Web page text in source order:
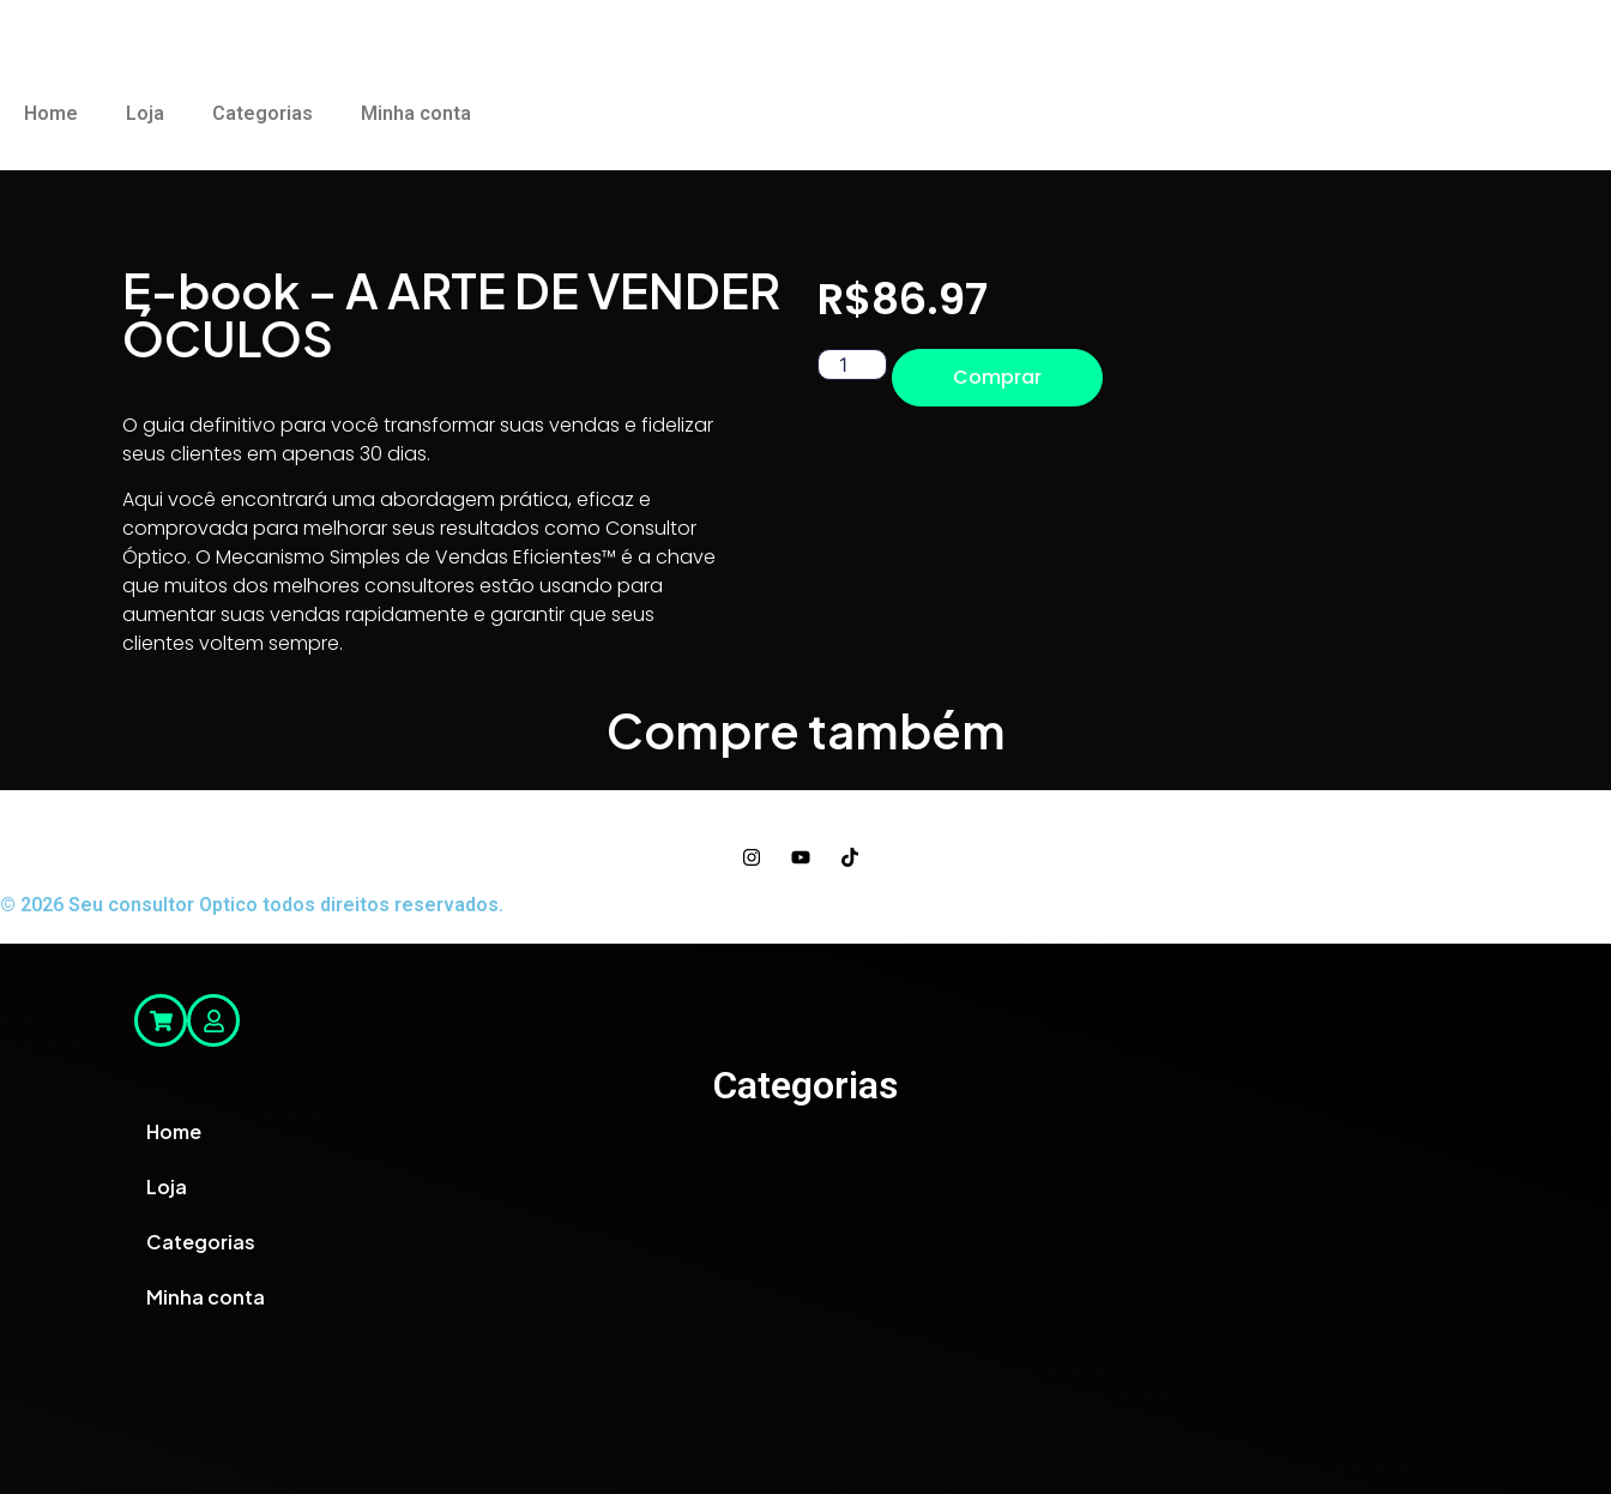
Home Loja Categorias Minha conta
E-book – A ARTE DE VENDER
ÓCULOS
O guia definitivo para você transformar suas vendas e fidelizar
seus clientes em apenas 30 dias.
Aqui você encontrará uma abordagem prática, eficaz e
comprovada para melhorar seus resultados como Consultor
Óptico. O Mecanismo Simples de Vendas Eficientes™ é a chave
que muitos dos melhores consultores estão usando para
aumentar suas vendas rapidamente e garantir que seus
clientes voltem sempre.
R$86.97
Comprar
Compre também
© 2026 Seu consultor Optico todos direitos reservados.
Categorias
Home
Loja
Categorias
Minha conta